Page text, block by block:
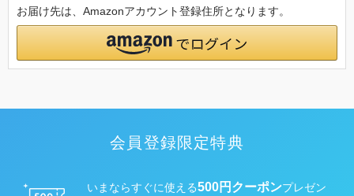
お届け先は、Amazonアカウント登録住所となります。
会員登録限定特典
いまならすぐに使える500円クーポンプレゼン